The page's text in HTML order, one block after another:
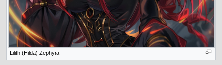
Lilith (Hilda) Zephyra